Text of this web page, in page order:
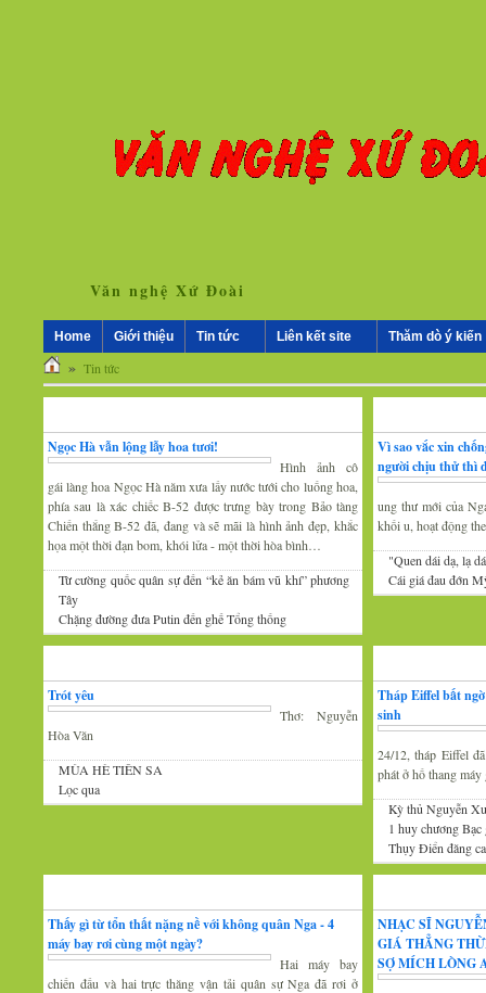
Văn nghệ Xứ Đoài
Home Giới thiệu Tin tức Liên kết site Thăm dò ý kiến
» Tin tức
Ngọc Hà vẫn lộng lẫy hoa tươi!
Hình ảnh cô
gái làng hoa Ngọc Hà năm xưa lấy nước tưới cho luống hoa,
phía sau là xác chiếc B-52 được trưng bày trong Bảo tàng
Chiến thắng B-52 đã, đang và sẽ mãi là hình ảnh đẹp, khắc
họa một thời đạn bom, khói lửa - một thời hòa bình…
Từ cường quốc quân sự đến “kẻ ăn bám vũ khí” phương
Tây
Chặng đường đưa Putin đến ghế Tổng thống
Vì sao vắc xin
người chịu thử thì
ung thư mới của
khối u, hoạt động
"Quen dái dạ, lạ
Cái giá đau đớn
Trót yêu
Thơ: Nguyễn
Hòa Văn
MÙA HÈ TIÊN SA
Lọc qua
Tháp Eiffel bất
sinh
24/12, tháp Eiffel
phát ở hố thang máy
Kỳ thủ Nguyễn
1 huy chương
Thụy Điển đăng
Thấy gì từ tổn thất nặng nề với không quân Nga - 4
máy bay rơi cùng một ngày?
Hai máy bay
chiến đấu và hai trực thăng vận tải quân sự Nga đã rơi ở
NHẠC SĨ
GIÁ THẲNG
SỢ MÍCH LÒNG